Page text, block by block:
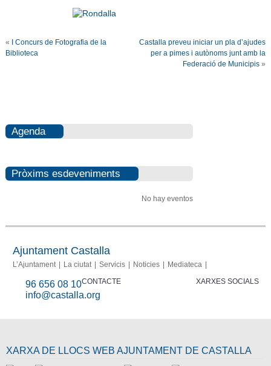
«
I Concurs de Fotografia de la
Biblioteca
Castalla preveu iniciar un pla d’ajudes
per a pimes i autònoms junt amb la
Federació de Municipis »
Agenda
Pròxims esdeveniments
No hay eventos
Ajuntament Castalla
L’Ajuntament La ciutat Servicis Noticies
Mediateca
CONTACTE
96 656 08 10
info@castalla.org
XARXES SOCIALS
XARXA DE LLOCS WEB AJUNTAMENT DE CASTALLA